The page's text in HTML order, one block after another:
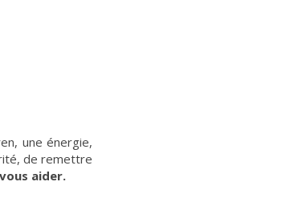
une énergie,
de remettre
aider.